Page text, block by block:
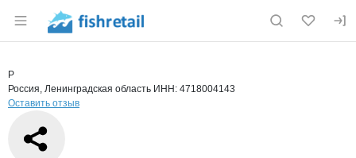
Раздел навигации по сайту fishretail.ru
Страница компании
Страница компании
Краткая информация о компании
Р
Россия, Ленинградская область ИНН: 4718004143
Оставить отзыв